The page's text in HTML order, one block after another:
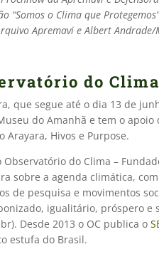
“Somos o Clima que
Apremavi e Albert Andrade/
do Clima
que segue até o dia 13 de
do Amanhã e tem o apoio
Arayara, Hivos e Purpose.
Observatório do Clima –
sobre a agenda climática,
de pesquisa e movimentos
igualitário, próspero e
Desde 2013 o OC publica o
estufa do Brasil.